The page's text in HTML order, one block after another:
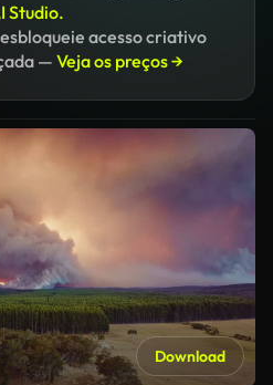
Studio.
acesso criativo
— Veja os preços →
Download